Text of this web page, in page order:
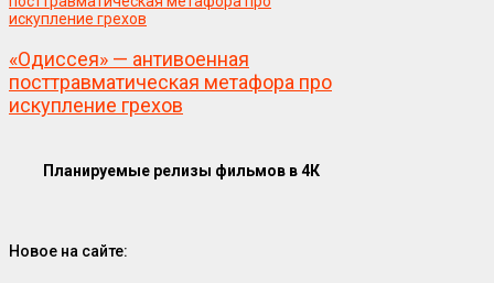
«Одиссея» — антивоенная
посттравматическая метафора про
искупление грехов
Планируемые релизы фильмов в 4К
Новое на сайте: